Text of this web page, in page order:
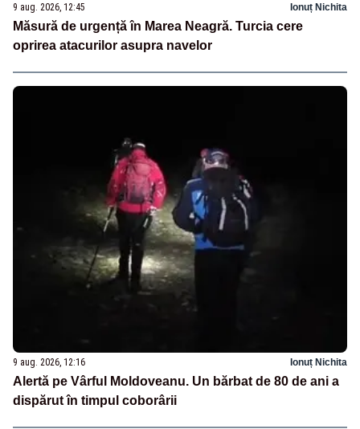
9 aug. 2026, 12:45 Ionuț Nichita
Măsură de urgență în Marea Neagră. Turcia cere
oprirea atacurilor asupra navelor
9 aug. 2026, 12:16 Ionuț Nichita
Alertă pe Vârful Moldoveanu. Un bărbat de 80 de ani a
dispărut în timpul coborârii